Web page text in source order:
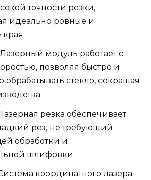
точности резки,
идеально ровные и
края.
Лазерный модуль работает с
позволяя быстро и
обрабатывать стекло, сокращая
резка обеспечивает
рез, не требующий
обработки и
шлифовки.
координатного лазера